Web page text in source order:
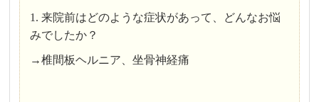
1. 来院前はどのような症状があって、どんなお悩
みでしたか？
→椎間板ヘルニア、坐骨神経痛